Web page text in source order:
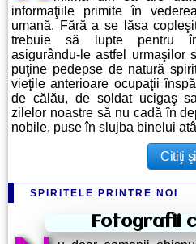
informaţiile primite în
umană. Fără a se lăsa
trebuie să lupte pentru
asigurându-le astfel urmaşilor
puţine pedepse de natură
vieţile anterioare ocupaţii
de călău, de soldat ucigaş
zilelor noastre să nu cadă în
nobile, puse în slujba binelui
Citiţi
SPIRITELE PRINTRE NOI
Fotografii